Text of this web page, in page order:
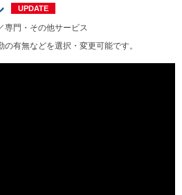
専門・その他サービス
有無などを選択・変更可能です。
UPDATE